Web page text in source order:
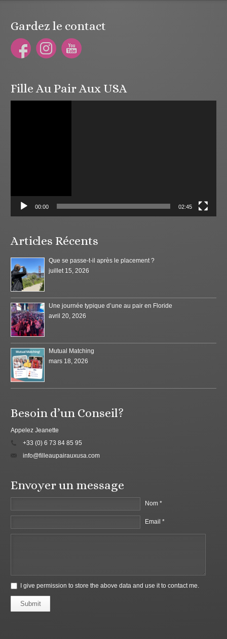
Gardez le contact
Fille Au Pair Aux USA
00:00 02:45
Articles Récents
Que se passe-t-il après le placement ?
juillet 15, 2026
Une journée typique d’une au pair en Floride
avril 20, 2026
Mutual Matching
mars 18, 2026
Besoin d’un Conseil?
Appelez Jeanette
+33 (0) 6 73 84 85 95
info@filleaupairauxusa.com
Envoyer un message
Nom *
Email *
I give permission to store the above data and use it to contact me.
Submit